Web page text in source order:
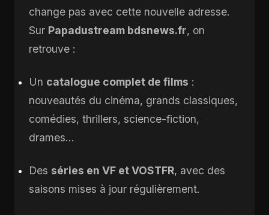
change pas avec cette nouvelle adresse.
Sur Papadustream bdsnews.fr, on
retrouve :
Un catalogue complet de films :
nouveautés du cinéma, grands classiques,
comédies, thrillers, science-fiction,
drames…
Des séries en VF et VOSTFR, avec des
saisons mises à jour régulièrement.